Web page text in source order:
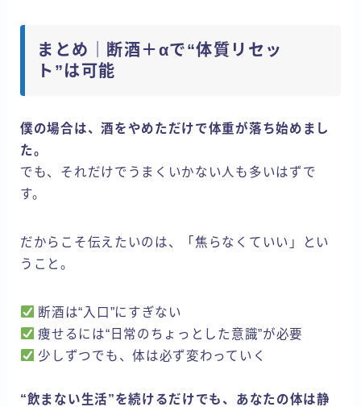
まとめ｜断酒＋αで“体質リセッ
ト”は可能
僕の場合は、酒をやめただけで体重が落ち始めまし
た。
でも、それだけでうまくいかない人も多いはずで
す。
だからこそ伝えたいのは、「焦らなくていい」とい
うこと。
断酒は“入口”にすぎない
痩せるには“日常のちょっとした意識”が必要
少しずつでも、体は必ず変わっていく
“飲まない生活”を続けるだけでも、あなたの体は静